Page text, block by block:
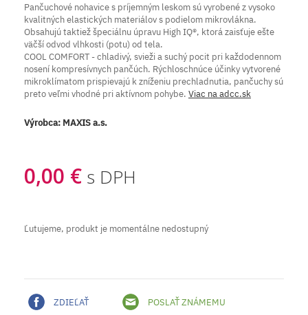
Pančuchové nohavice s príjemným leskom sú vyrobené z vysoko
kvalitných elastických materiálov s podielom mikrovlákna.
Obsahujú taktiež špeciálnu úpravu High IQ®, ktorá zaisťuje ešte
väčší odvod vlhkosti (potu) od tela.
COOL COMFORT - chladivý, svieži a suchý pocit pri každodennom
nosení kompresívnych pančúch. Rýchloschnúce účinky vytvorené
mikroklímatom prispievajú k zníženiu prechladnutia, pančuchy sú
preto veľmi vhodné pri aktívnom pohybe. Viac na adcc.sk
Výrobca: MAXIS a.s.
0,00 € s DPH
Ľutujeme, produkt je momentálne nedostupný
ZDIEĽAŤ POSLAŤ ZNÁMEMU